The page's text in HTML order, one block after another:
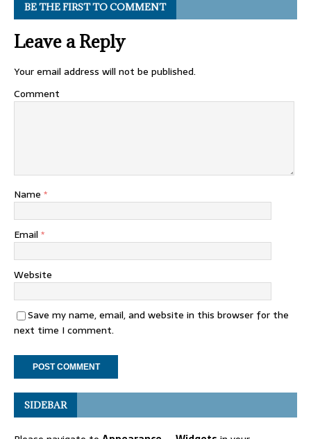
BE THE FIRST TO COMMENT
Leave a Reply
Your email address will not be published.
Comment
Name *
Email *
Website
Save my name, email, and website in this browser for the
next time I comment.
SIDEBAR